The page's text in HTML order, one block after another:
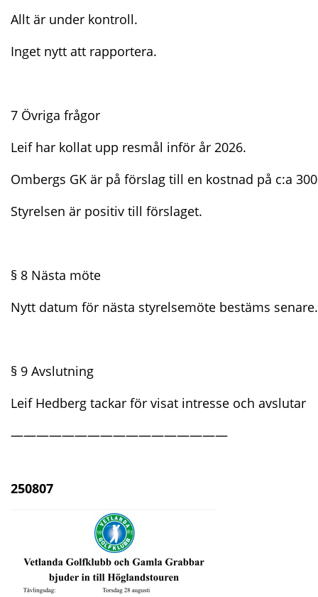
Allt är under kontroll.
Inget nytt att rapportera.
7 Övriga frågor
Leif har kollat upp resmål inför år 2026.
Ombergs GK är på förslag till en kostnad på c:a
Styrelsen är positiv till förslaget.
§ 8 Nästa möte
Nytt datum för nästa styrelsemöte bestäms senare.
§ 9 Avslutning
Leif Hedberg tackar för visat intresse och avslutar
—————————————————
250807